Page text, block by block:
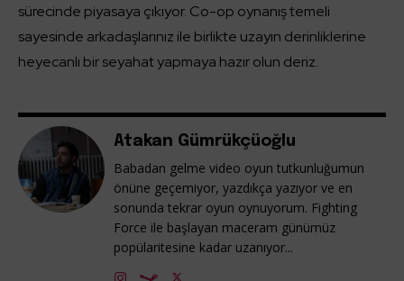
sürecinde piyasaya çıkıyor. Co-op oynanış temeli
sayesinde arkadaşlarınız ile birlikte uzayın derinliklerine
heyecanlı bir seyahat yapmaya hazır olun deriz.
Atakan Gümrükçüoğlu
Babadan gelme video oyun tutkunluğumun
önüne geçemiyor, yazdıkça yazıyor ve en
sonunda tekrar oyun oynuyorum. Fighting
Force ile başlayan maceram günümüz
popülaritesine kadar uzanıyor...